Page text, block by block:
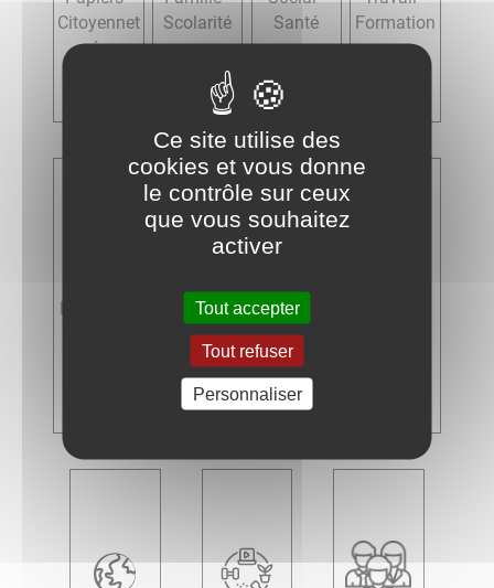
Citoyennet
é -
Scolarité
Santé
Formation
Logement
Transports
- Mobilité
Argent -
Impôts -
Consomm
ation
Ce site utilise des
cookies et vous donne
le contrôle sur ceux
que vous souhaitez
activer
Tout accepter
Tout refuser
Personnaliser